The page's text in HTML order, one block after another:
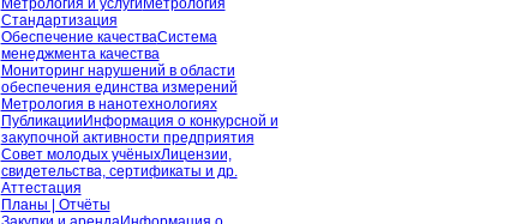
Метрология и услуги Метрология
Стандартизация
Обеспечение качестваСистема
менеджмента качества
Мониторинг нарушений в области
обеспечения единства измерений
Метрология в нанотехнологиях
Публикации Информация о конкурсной и
закупочной активности предприятия
Совет молодых учёныхЛицензии,
свидетельства, сертификаты и др.
Аттестация
Планы | Отчёты